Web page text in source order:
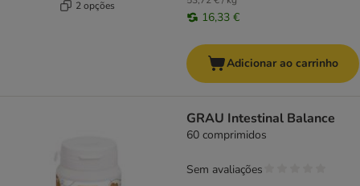
2 opções
16,33 €
Adicionar ao carrinho
GRAU Intestinal Balance
60 comprimidos
Sem avaliações